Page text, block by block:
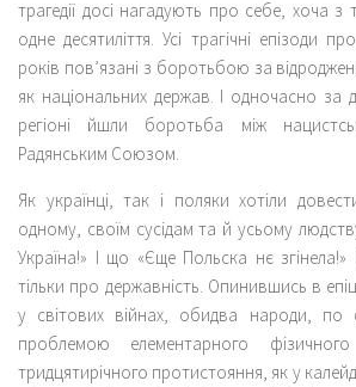
трагедії досі нагадують про себе, хоча
одне десятиліття. Усі трагічні епізоди
років пов’язані з боротьбою за
як національних держав. І одночасно за
регіоні йшли боротьба між
Радянським Союзом.
Як українці, так і поляки хотіли
одному, своїм сусідам та й усьому
Україна!» І що «Єще Польска нє
тільки про державність. Опинившись в
у світових війнах, обидва народи, по
проблемою елементарного
тридцятирічного протистояння, як у